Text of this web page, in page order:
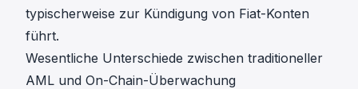
typischerweise zur Kündigung von Fiat-Konten
führt.
Wesentliche Unterschiede zwischen traditioneller
AML und On-Chain-Überwachung